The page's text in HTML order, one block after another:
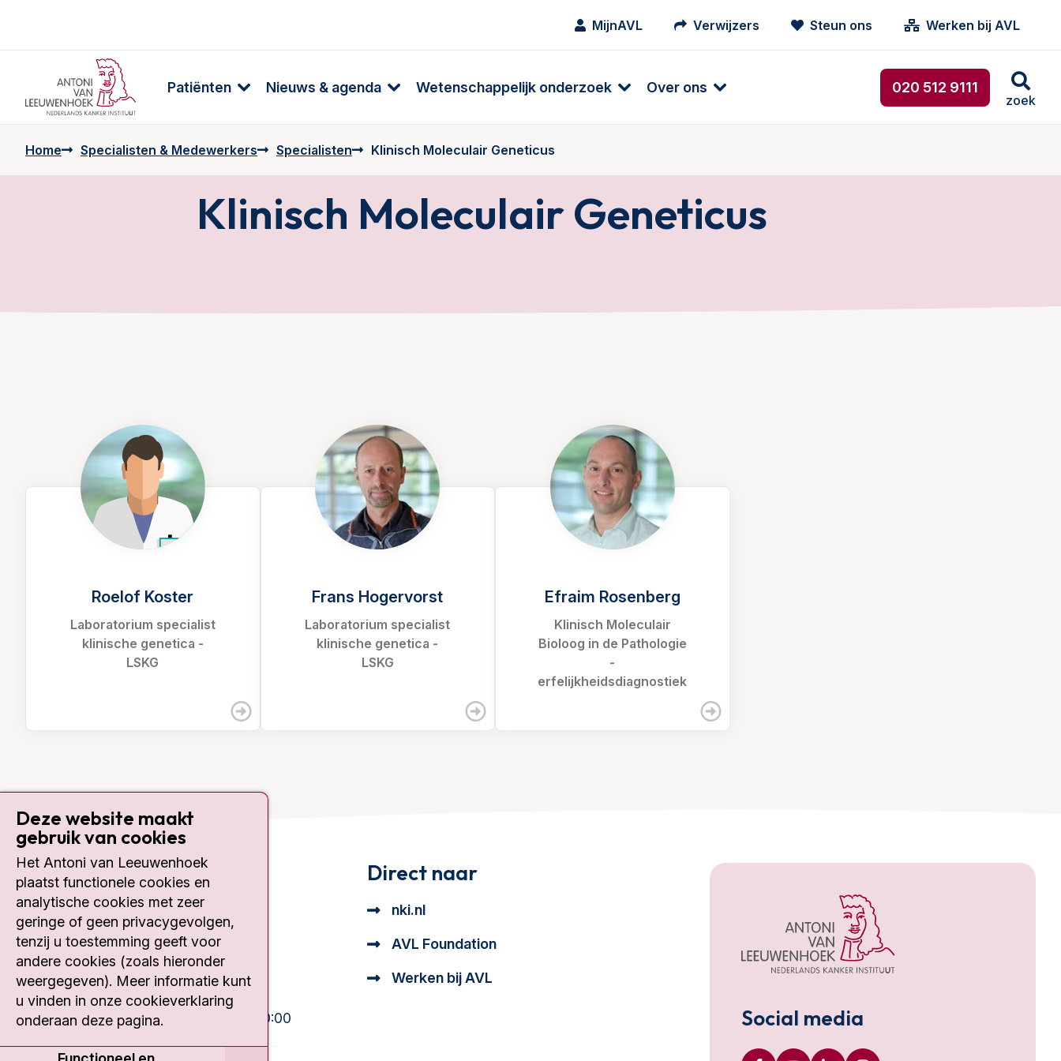
MijnAVL Verwijzers Steun ons Werken bij AVL
Patiënten Nieuws & agenda Wetenschappelijk onderzoek Over ons 020 512 9111
zoek
Home Specialisten & Medewerkers Specialisten Klinisch Moleculair Geneticus
Klinisch Moleculair Geneticus
Roelof Koster
Laboratorium specialist
klinische genetica -
LSKG
Frans Hogervorst
Laboratorium specialist
klinische genetica -
LSKG
Efraim Rosenberg
Klinisch Moleculair
Bioloog in de Pathologie
-
erfelijkheidsdiagnostiek
Contact
Plesmanlaan 121
1066 CX Amsterdam
020 512 9111
Bezoektijden
Ma-Vrij:
10:30 - 13:00 en 15:00 - 20:00
Weekend: 10:30 - 20:00
Direct naar
nki.nl
AVL Foundation
Werken bij AVL
Social media
Deze website maakt
gebruik van cookies
Het Antoni van Leeuwenhoek
plaatst functionele cookies en
analytische cookies met zeer
geringe of geen privacygevolgen,
tenzij u toestemming geeft voor
andere cookies (zoals hieronder
weergegeven). Meer informatie kunt
u vinden in onze cookieverklaring
onderaan deze pagina.